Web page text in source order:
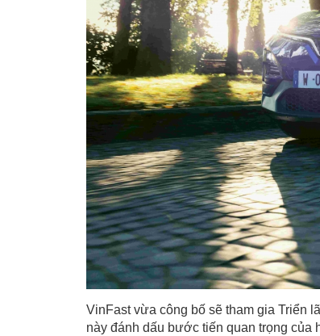
VinFast vừa công bố sẽ tham gia Triển
này đánh dấu bước tiến quan trọng của